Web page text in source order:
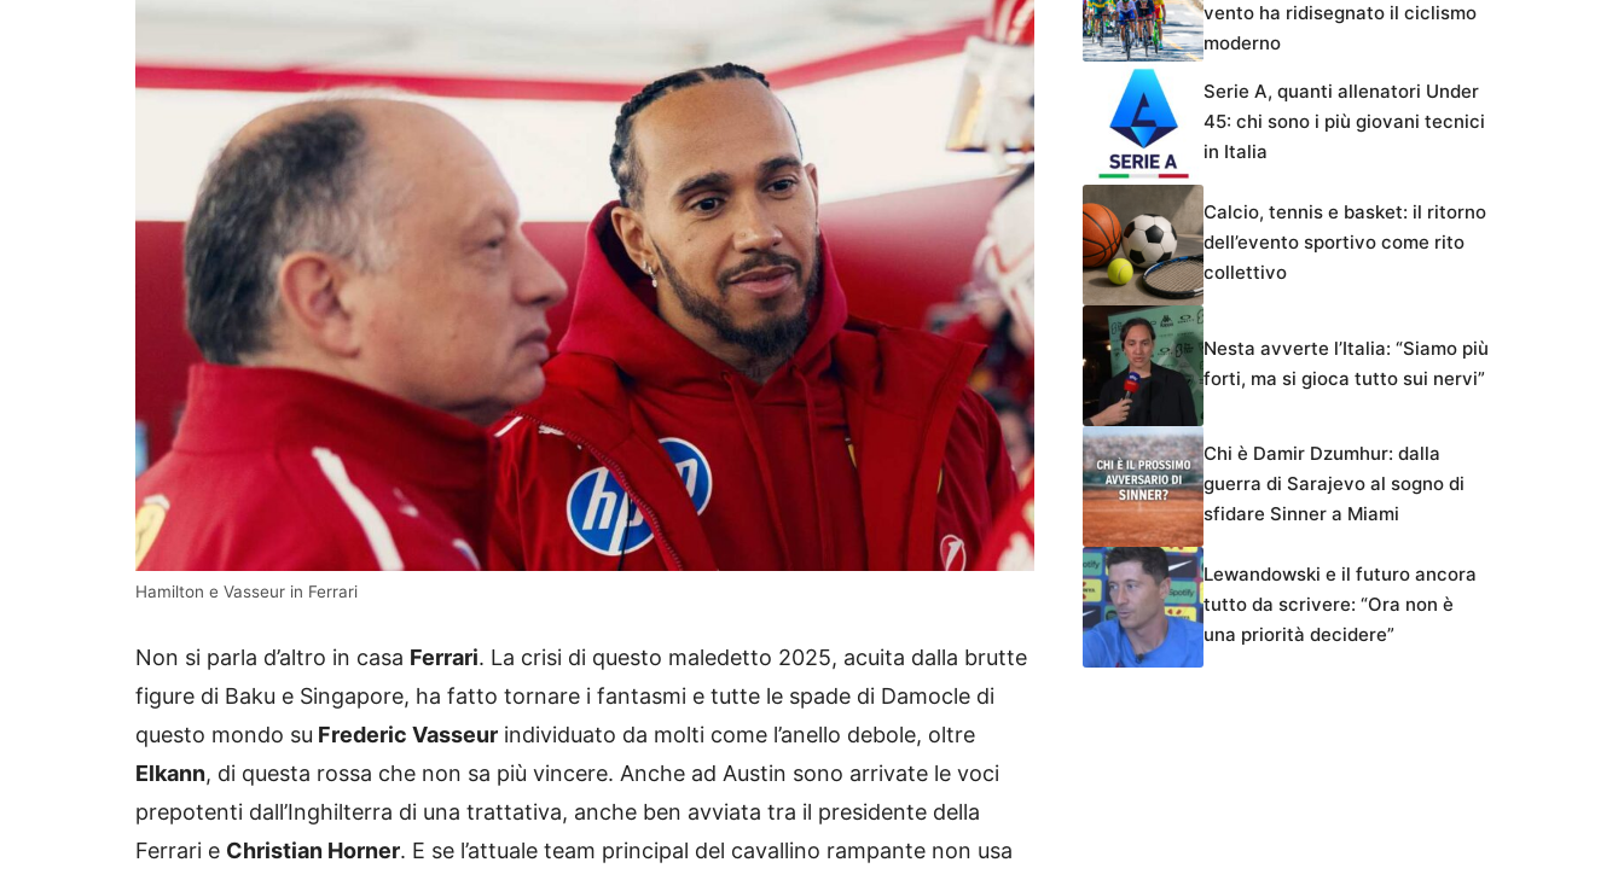
Hamilton e Vasseur in Ferrari
Non si parla d’altro in casa Ferrari. La crisi di questo maledetto 2025, acuita dalla brutte
figure di Baku e Singapore, ha fatto tornare i fantasmi e tutte le spade di Damocle di
questo mondo su Frederic Vasseur individuato da molti come l’anello debole, oltre
Elkann, di questa rossa che non sa più vincere. Anche ad Austin sono arrivate le voci
prepotenti dall’Inghilterra di una trattativa, anche ben avviata tra il presidente della
Ferrari e Christian Horner. E se l’attuale team principal del cavallino rampante non usa
vento ha ridisegnato il ciclismo
moderno
Serie A, quanti allenatori Under
45: chi sono i più giovani tecnici
in Italia
Calcio, tennis e basket: il ritorno
dell’evento sportivo come rito
collettivo
Nesta avverte l’Italia: “Siamo più
forti, ma si gioca tutto sui nervi”
Chi è Damir Dzumhur: dalla
guerra di Sarajevo al sogno di
sfidare Sinner a Miami
Lewandowski e il futuro ancora
tutto da scrivere: “Ora non è
una priorità decidere”